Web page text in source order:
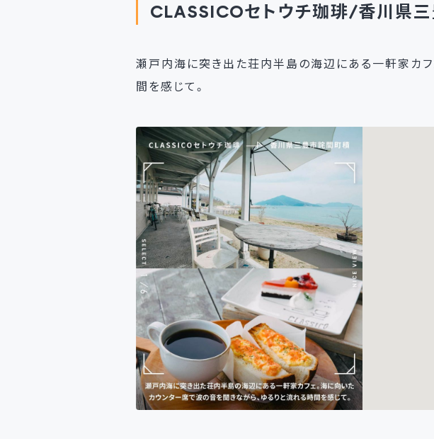
CLASSICOセトウチ珈琲/香川県
瀬戸内海に突き出た荘内半島の海辺にある一軒家カ
間を感じて。